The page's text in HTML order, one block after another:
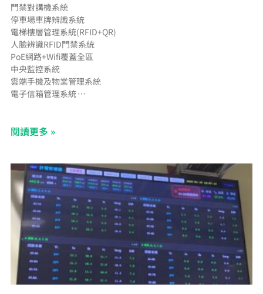
門禁對講機系統
停車場車牌辨識系統
電梯樓層管理系統(RFID+QR)
人臉辨識RFID門禁系統
PoE網路+Wifi覆蓋全區
中央監控系統
雲端手機及物業管理系統
電子信箱管理系統
閱讀更多 »